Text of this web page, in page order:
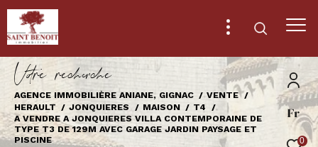
Fr
0
Vore recece
AGENCE IMMOBILIÈRE ANIANE, GIGNAC
VENTE
HERAULT
JONQUIERES MAISON
T4
A VENDRE A JONQUIERES VILLA CONTEMPORAINE DE
TYPE T3 DE 129M AVEC GARAGE JARDIN PAYSAGE ET
PISCINE
Effectuer une recherche
et trouver le bien qui correspond à vos